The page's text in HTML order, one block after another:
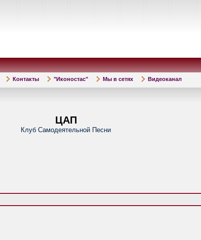
Контакты "Иконостас" Мы в сетях Видеоканал
ЦАП
Клуб Самодеятельной Песни